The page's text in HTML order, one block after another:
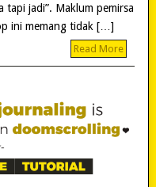
tapi jadi”. Maklum pemirsa
ini memang tidak […]
Read More